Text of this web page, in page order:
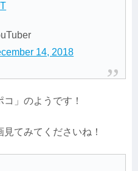
14, 2018
」のようです！
てみてくださいね！